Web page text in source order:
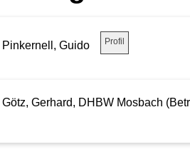
Pinkernell, Guido Profil
Götz, Gerhard, DHBW Mosbach